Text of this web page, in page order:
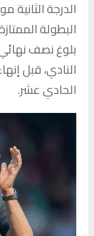
البطولة
بلوغ نصف
النادي، قبل
الحادي عشر.